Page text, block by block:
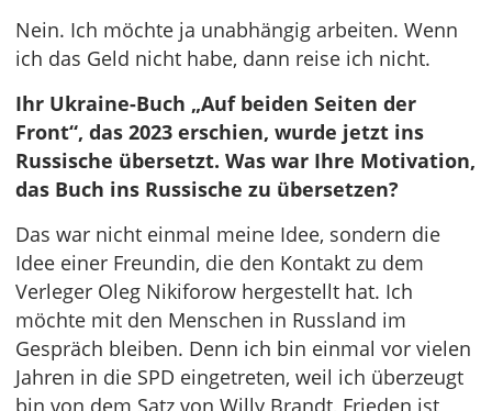
Nein. Ich möchte ja unabhängig arbeiten. Wenn
ich das Geld nicht habe, dann reise ich nicht.
Ihr Ukraine-Buch „Auf beiden Seiten der
Front“, das 2023 erschien, wurde jetzt ins
Russische übersetzt. Was war Ihre Motivation,
das Buch ins Russische zu übersetzen?
Das war nicht einmal meine Idee, sondern die
Idee einer Freundin, die den Kontakt zu dem
Verleger Oleg Nikiforow hergestellt hat. Ich
möchte mit den Menschen in Russland im
Gespräch bleiben. Denn ich bin einmal vor vielen
Jahren in die SPD eingetreten, weil ich überzeugt
bin von dem Satz von Willy Brandt, Frieden ist